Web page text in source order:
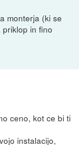
monterja (ki se
priklop in fino
ceno, kot ce bi ti
instalacijo,